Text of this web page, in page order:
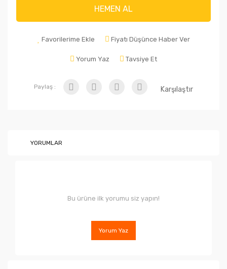
HEMEN AL
Favorilerime Ekle Fiyatı Düşünce Haber Ver
Yorum Yaz Tavsiye Et
Paylaş : Karşılaştır
YORUMLAR
Bu ürüne ilk yorumu siz yapın!
Yorum Yaz